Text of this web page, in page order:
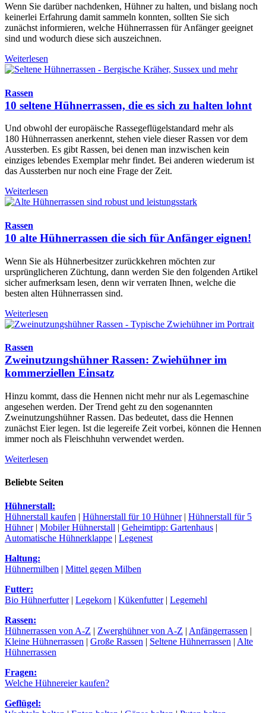
Wenn Sie darüber nachdenken, Hühner zu halten, und bislang noch
keinerlei Erfahrung damit sammeln konnten, sollten Sie sich
zunächst informieren, welche Hühnerrassen für Anfänger geeignet
sind und wodurch diese sich auszeichnen.
Weiterlesen
Rassen
10 seltene Hühnerrassen, die es sich zu halten lohnt
Und obwohl der europäische Rassegeflügelstandard mehr als
180 Hühnerrassen anerkennt, stehen viele dieser Rassen vor dem
Aussterben. Es gibt Rassen, bei denen man inzwischen kein
einziges lebendes Exemplar mehr findet. Bei anderen wiederum ist
das Aussterben nur noch eine Frage der Zeit.
Weiterlesen
Rassen
10 alte Hühnerrassen die sich für Anfänger eignen!
Wenn Sie als Hühnerbesitzer zurückkehren möchten zur
ursprünglicheren Züchtung, dann werden Sie den folgenden Artikel
sicher aufmerksam lesen, denn wir verraten Ihnen, welche die
besten alten Hühnerrassen sind.
Weiterlesen
Rassen
Zweinutzungshühner Rassen: Zwiehühner im
kommerziellen Einsatz
Hinzu kommt, dass die Hennen nicht mehr nur als Legemaschine
angesehen werden. Der Trend geht zu den sogenannten
Zweinutzungshühner Rassen. Das bedeutet, dass die Hennen
zunächst Eier legen. Ist die legereife Zeit vorbei, können die Hennen
immer noch als Fleischhuhn verwendet werden.
Weiterlesen
Beliebte Seiten
Hühnerstall:
Hühnerstall kaufen | Hühnerstall für 10 Hühner| Hühnerstall für 5
Hühner| Mobiler Hühnerstall | Geheimtipp: Gartenhaus |
Automatische Hühnerklappe | Legenest
Haltung:
Hühnermilben | Mittel gegen Milben
Futter:
Bio Hühnerfutter| Legekorn | Kükenfutter| Legemehl
Rassen:
Hühnerrassen von A-Z | Zwerghühner von A-Z | Anfängerrassen |
Kleine Hühnerrassen | Große Rassen | Seltene Hühnerrassen | Alte
Hühnerrassen
Fragen:
Welche Hühnereier kaufen?
Geflügel: